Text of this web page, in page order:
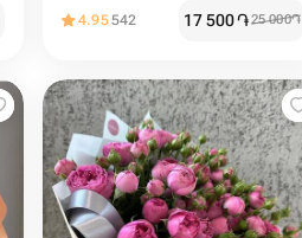
4.95542 17 500֏25 000֏